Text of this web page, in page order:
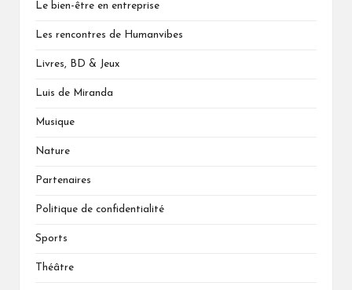
Le bien-être en entreprise
Les rencontres de Humanvibes
Livres, BD & Jeux
Luis de Miranda
Musique
Nature
Partenaires
Politique de confidentialité
Sports
Théâtre